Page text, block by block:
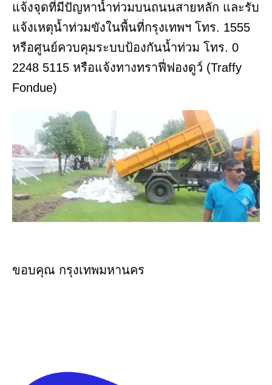
แจ้งจุดที่มีปัญหาน้ำท่วมบนถนนสายหลัก และรับ
แจ้งเหตุน้ำท่วมขังในพื้นที่กรุงเทพฯ โทร. 1555
หรือศูนย์ควบคุมระบบป้องกันน้ำท่วม โทร. 0
2248 5115 หรือแจ้งทางทราฟี่ฟองดูว์ (Traffy
Fondue)
ขอบคุณ กรุงเทพมหานคร